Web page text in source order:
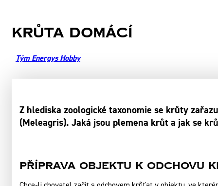
Krůta domácí
Tým Energys Hobby
Z hlediska zoologické taxonomie se krůty
(Meleagris). Jaká jsou plemena krůt a jak se
Příprava objektu k odchovu